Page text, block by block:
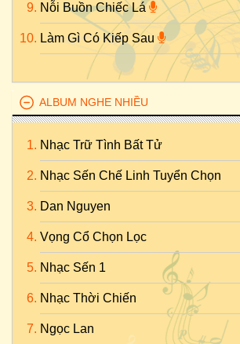
Nỗi Buồn Chiếc Lá
Làm Gì Có Kiếp Sau
ALBUM NGHE NHIỀU
Nhạc Trữ Tình Bất Tử
Nhạc Sến Chế Linh Tuyển Chọn
Dan Nguyen
Vọng Cổ Chọn Lọc
Nhạc Sến 1
Nhạc Thời Chiến
Ngọc Lan